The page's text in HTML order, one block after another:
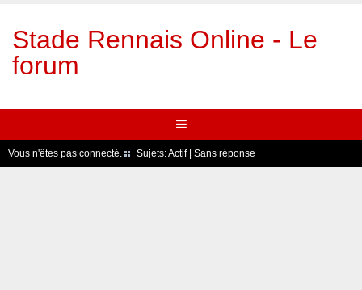
Stade Rennais Online - Le
forum
Vous n'êtes pas connecté. Sujets:Actif| Sans réponse